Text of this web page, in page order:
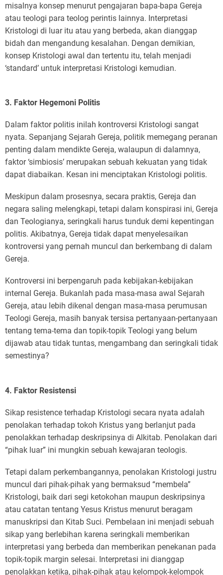
misalnya konsep menurut pengajaran bapa-bapa Gereja
atau teologi para teolog perintis lainnya. Interpretasi
Kristologi di luar itu atau yang berbeda, akan dianggap
bidah dan mengandung kesalahan. Dengan demikian,
konsep Kristologi awal dan tertentu itu, telah menjadi
‘standard’ untuk interpretasi Kristologi kemudian.
3. Faktor Hegemoni Politis
Dalam faktor politis inilah kontroversi Kristologi sangat
nyata. Sepanjang Sejarah Gereja, politik memegang peranan
penting dalam mendikte Gereja, walaupun di dalamnya,
faktor ‘simbiosis’ merupakan sebuah kekuatan yang tidak
dapat diabaikan. Kesan ini menciptakan Kristologi politis.
Meskipun dalam prosesnya, secara praktis, Gereja dan
negara saling melengkapi, tetapi dalam konspirasi ini, Gereja
dan Teologianya, seringkali harus tunduk demi kepentingan
politis. Akibatnya, Gereja tidak dapat menyelesaikan
kontroversi yang pernah muncul dan berkembang di dalam
Gereja.
Kontroversi ini berpengaruh pada kebijakan-kebijakan
internal Gereja. Bukanlah pada masa-masa awal Sejarah
Gereja, atau lebih dikenal dengan masa-masa perumusan
Teologi Gereja, masih banyak tersisa pertanyaan-pertanyaan
tentang tema-tema dan topik-topik Teologi yang belum
dijawab atau tidak tuntas, mengambang dan seringkali tidak
semestinya?
4. Faktor Resistensi
Sikap resistence terhadap Kristologi secara nyata adalah
penolakan terhadap tokoh Kristus yang berlanjut pada
penolakkan terhadap deskripsinya di Alkitab. Penolakan dari
“pihak luar” ini mungkin sebuah kewajaran teologis.
Tetapi dalam perkembangannya, penolakan Kristologi justru
muncul dari pihak-pihak yang bermaksud “membela”
Kristologi, baik dari segi ketokohan maupun deskripsinya
atau catatan tentang Yesus Kristus menurut beragam
manuskripsi dan Kitab Suci. Pembelaan ini menjadi sebuah
sikap yang berlebihan karena seringkali memberikan
interpretasi yang berbeda dan memberikan penekanan pada
topik-topik margin selesai. Interpretasi ini dianggap
penolakkan ketika, pihak-pihak atau kelompok-kelompok